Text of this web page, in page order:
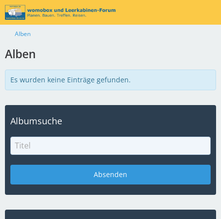
Alben
Alben
Es wurden keine Einträge gefunden.
Albumsuche